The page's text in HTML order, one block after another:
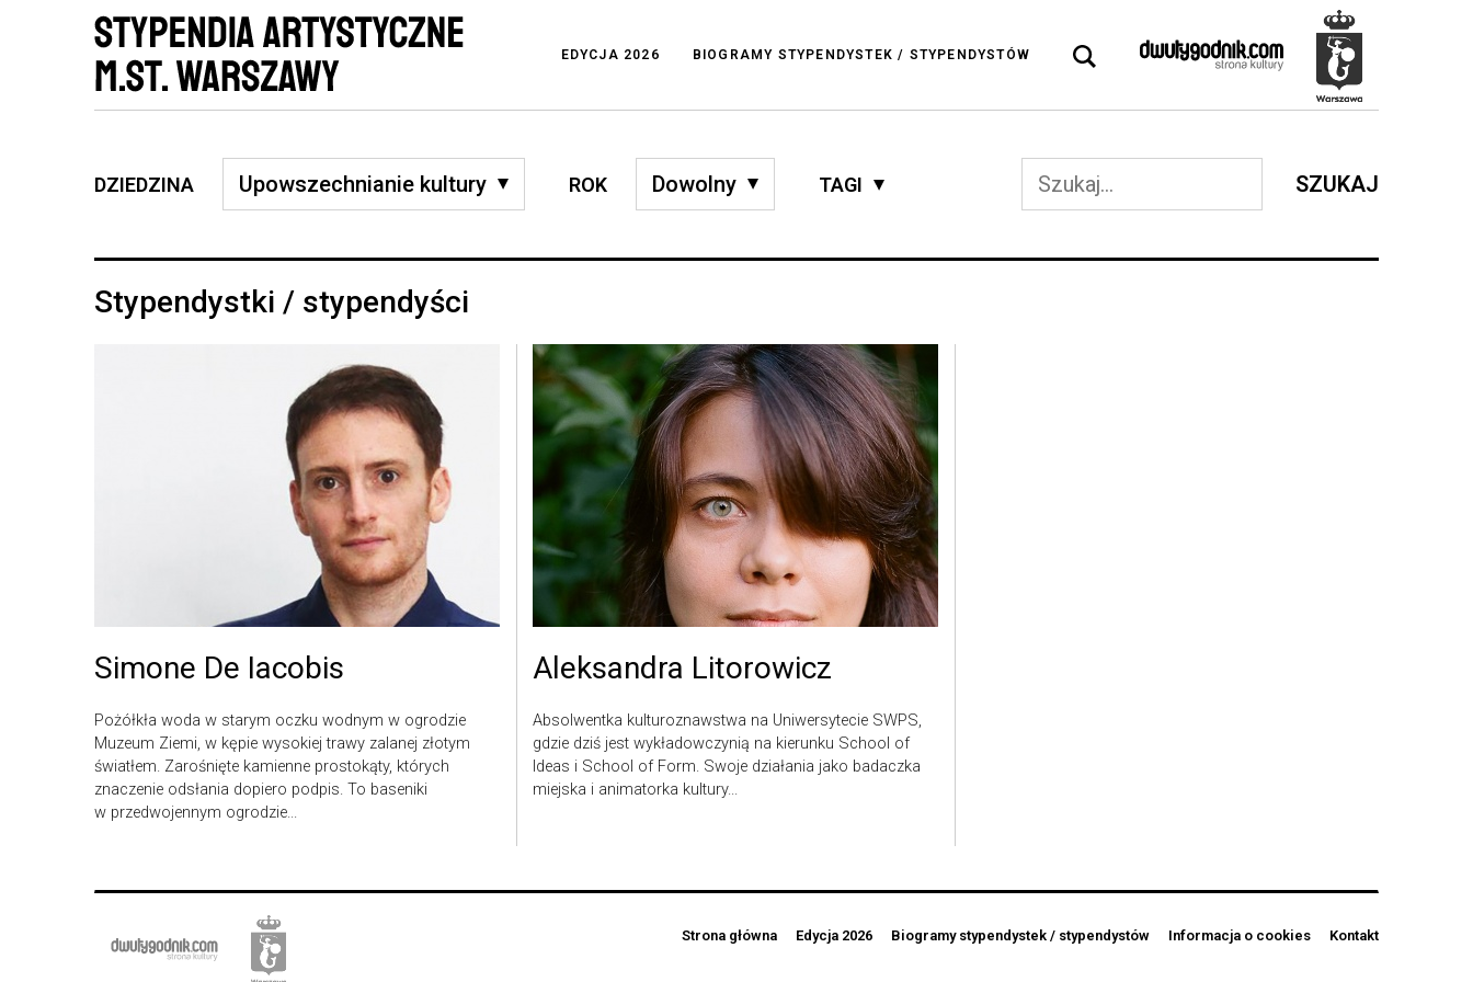
EDYCJA 2026 BIOGRAMY STYPENDYSTEK / STYPENDYSTÓW
DZIEDZINA ROK TAGI SZUKAJ
Stypendystki / stypendyści
Simone De Iacobis
Pożółkła woda w starym oczku wodnym w ogrodzie
Muzeum Ziemi, w kępie wysokiej trawy zalanej złotym
światłem. Zarośnięte kamienne prostokąty, których
znaczenie odsłania dopiero podpis. To baseniki
w przedwojennym ogrodzie...
Aleksandra Litorowicz
Absolwentka kulturoznawstwa na Uniwersytecie SWPS,
gdzie dziś jest wykładowczynią na kierunku School of
Ideas i School of Form. Swoje działania jako badaczka
miejska i animatorka kultury...
Strona główna Edycja 2026 Biogramy stypendystek / stypendystów Informacja o cookies Kontakt